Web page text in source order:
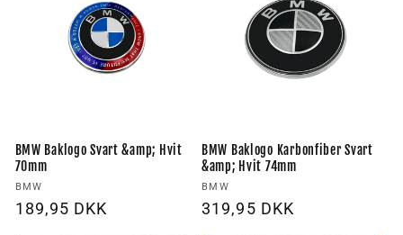
BMW Baklogo Svart &amp; Hvit
70mm
Forhandler:
BMW
Vanlig
189,95 DKK
BMW Baklogo Karbonfiber Svart
&amp; Hvit 74mm
Forhandler:
BMW
Vanlig
319,95 DKK